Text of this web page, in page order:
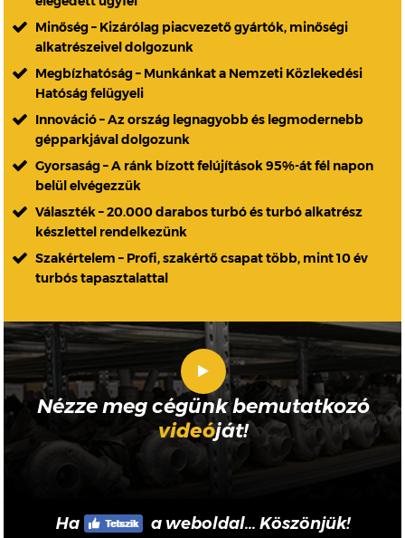
Minőség – Kizárólag piacvezető gyártók, minőségi
alkatrészeivel dolgozunk
Megbízhatóság – Munkánkat a Nemzeti Közlekedési
Hatóság felügyeli
Innováció – Az ország legnagyobb és legmodernebb
gépparkjával dolgozunk
Gyorsaság – A ránk bízott felújítások 95%-át fél napon
belül elvégezzük
Választék – 20.000 darabos turbó és turbó alkatrész
készlettel rendelkezünk
Szakértelem – Profi, szakértő csapat több, mint 10 év
turbós tapasztalattal
Nézze meg cégünk bemutatkozó
videóját!
Ha a weboldal... Köszönjük!